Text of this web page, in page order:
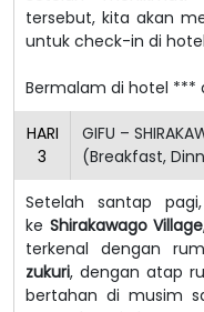
tersebut, kita akan
untuk check-in di
Bermalam di hotel ***
HARI
3
GIFU –
(Breakfast,
Setelah santap
ke Shirakawago Village
terkenal dengan
zukuri, dengan atap
bertahan di musim